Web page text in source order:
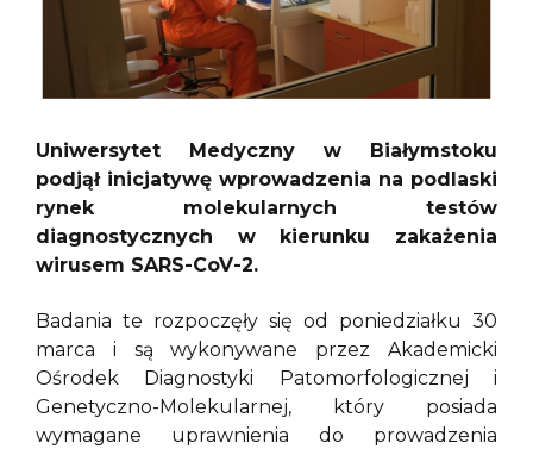
Uniwersytet Medyczny w Białymstoku
podjął inicjatywę wprowadzenia na podlaski
rynek molekularnych testów
diagnostycznych w kierunku zakażenia
wirusem SARS-CoV-2.
Badania te rozpoczęły się od poniedziałku 30
marca i są wykonywane przez Akademicki
Ośrodek Diagnostyki Patomorfologicznej i
Genetyczno-Molekularnej, który posiada
wymagane uprawnienia do prowadzenia